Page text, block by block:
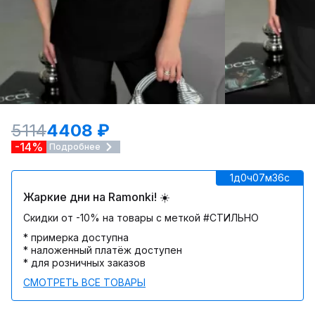
51144408 ₽
-14% Подробнее
1д0ч07м36c
Жаркие дни на Ramonki! ☀️
Скидки от -10% на товары с меткой #СТИЛЬНО
* примерка доступна
* наложенный платёж доступен
* для розничных заказов
СМОТРЕТЬ ВСЕ ТОВАРЫ